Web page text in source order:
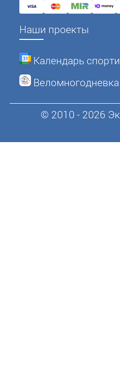
Наши проекты
Календарь
© 2010 - 2026